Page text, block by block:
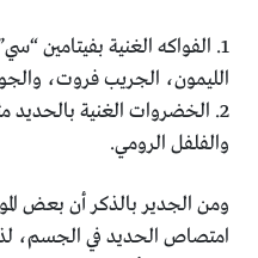
1. الفواكه الغنية بفيتامين
الليمون، الجريب فروت،
2. الخضروات الغنية بالحديد
والفلفل الرومي.
ومن الجدير بالذكر أن بعض
امتصاص الحديد في الجسم،